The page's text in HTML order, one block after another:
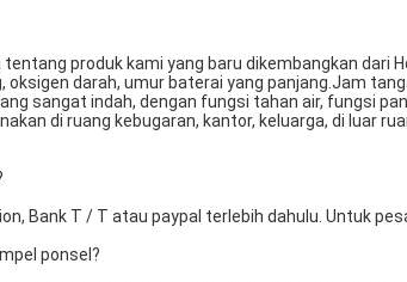
tentang produk kami yang baru dikembangkan dari
darah, umur baterai yang panjang.Jam
sangat indah, dengan fungsi tahan air, fungsi
di ruang kebugaran, kantor, keluarga, di luar
Bank T / T atau paypal terlebih dahulu. Untuk
ponsel?